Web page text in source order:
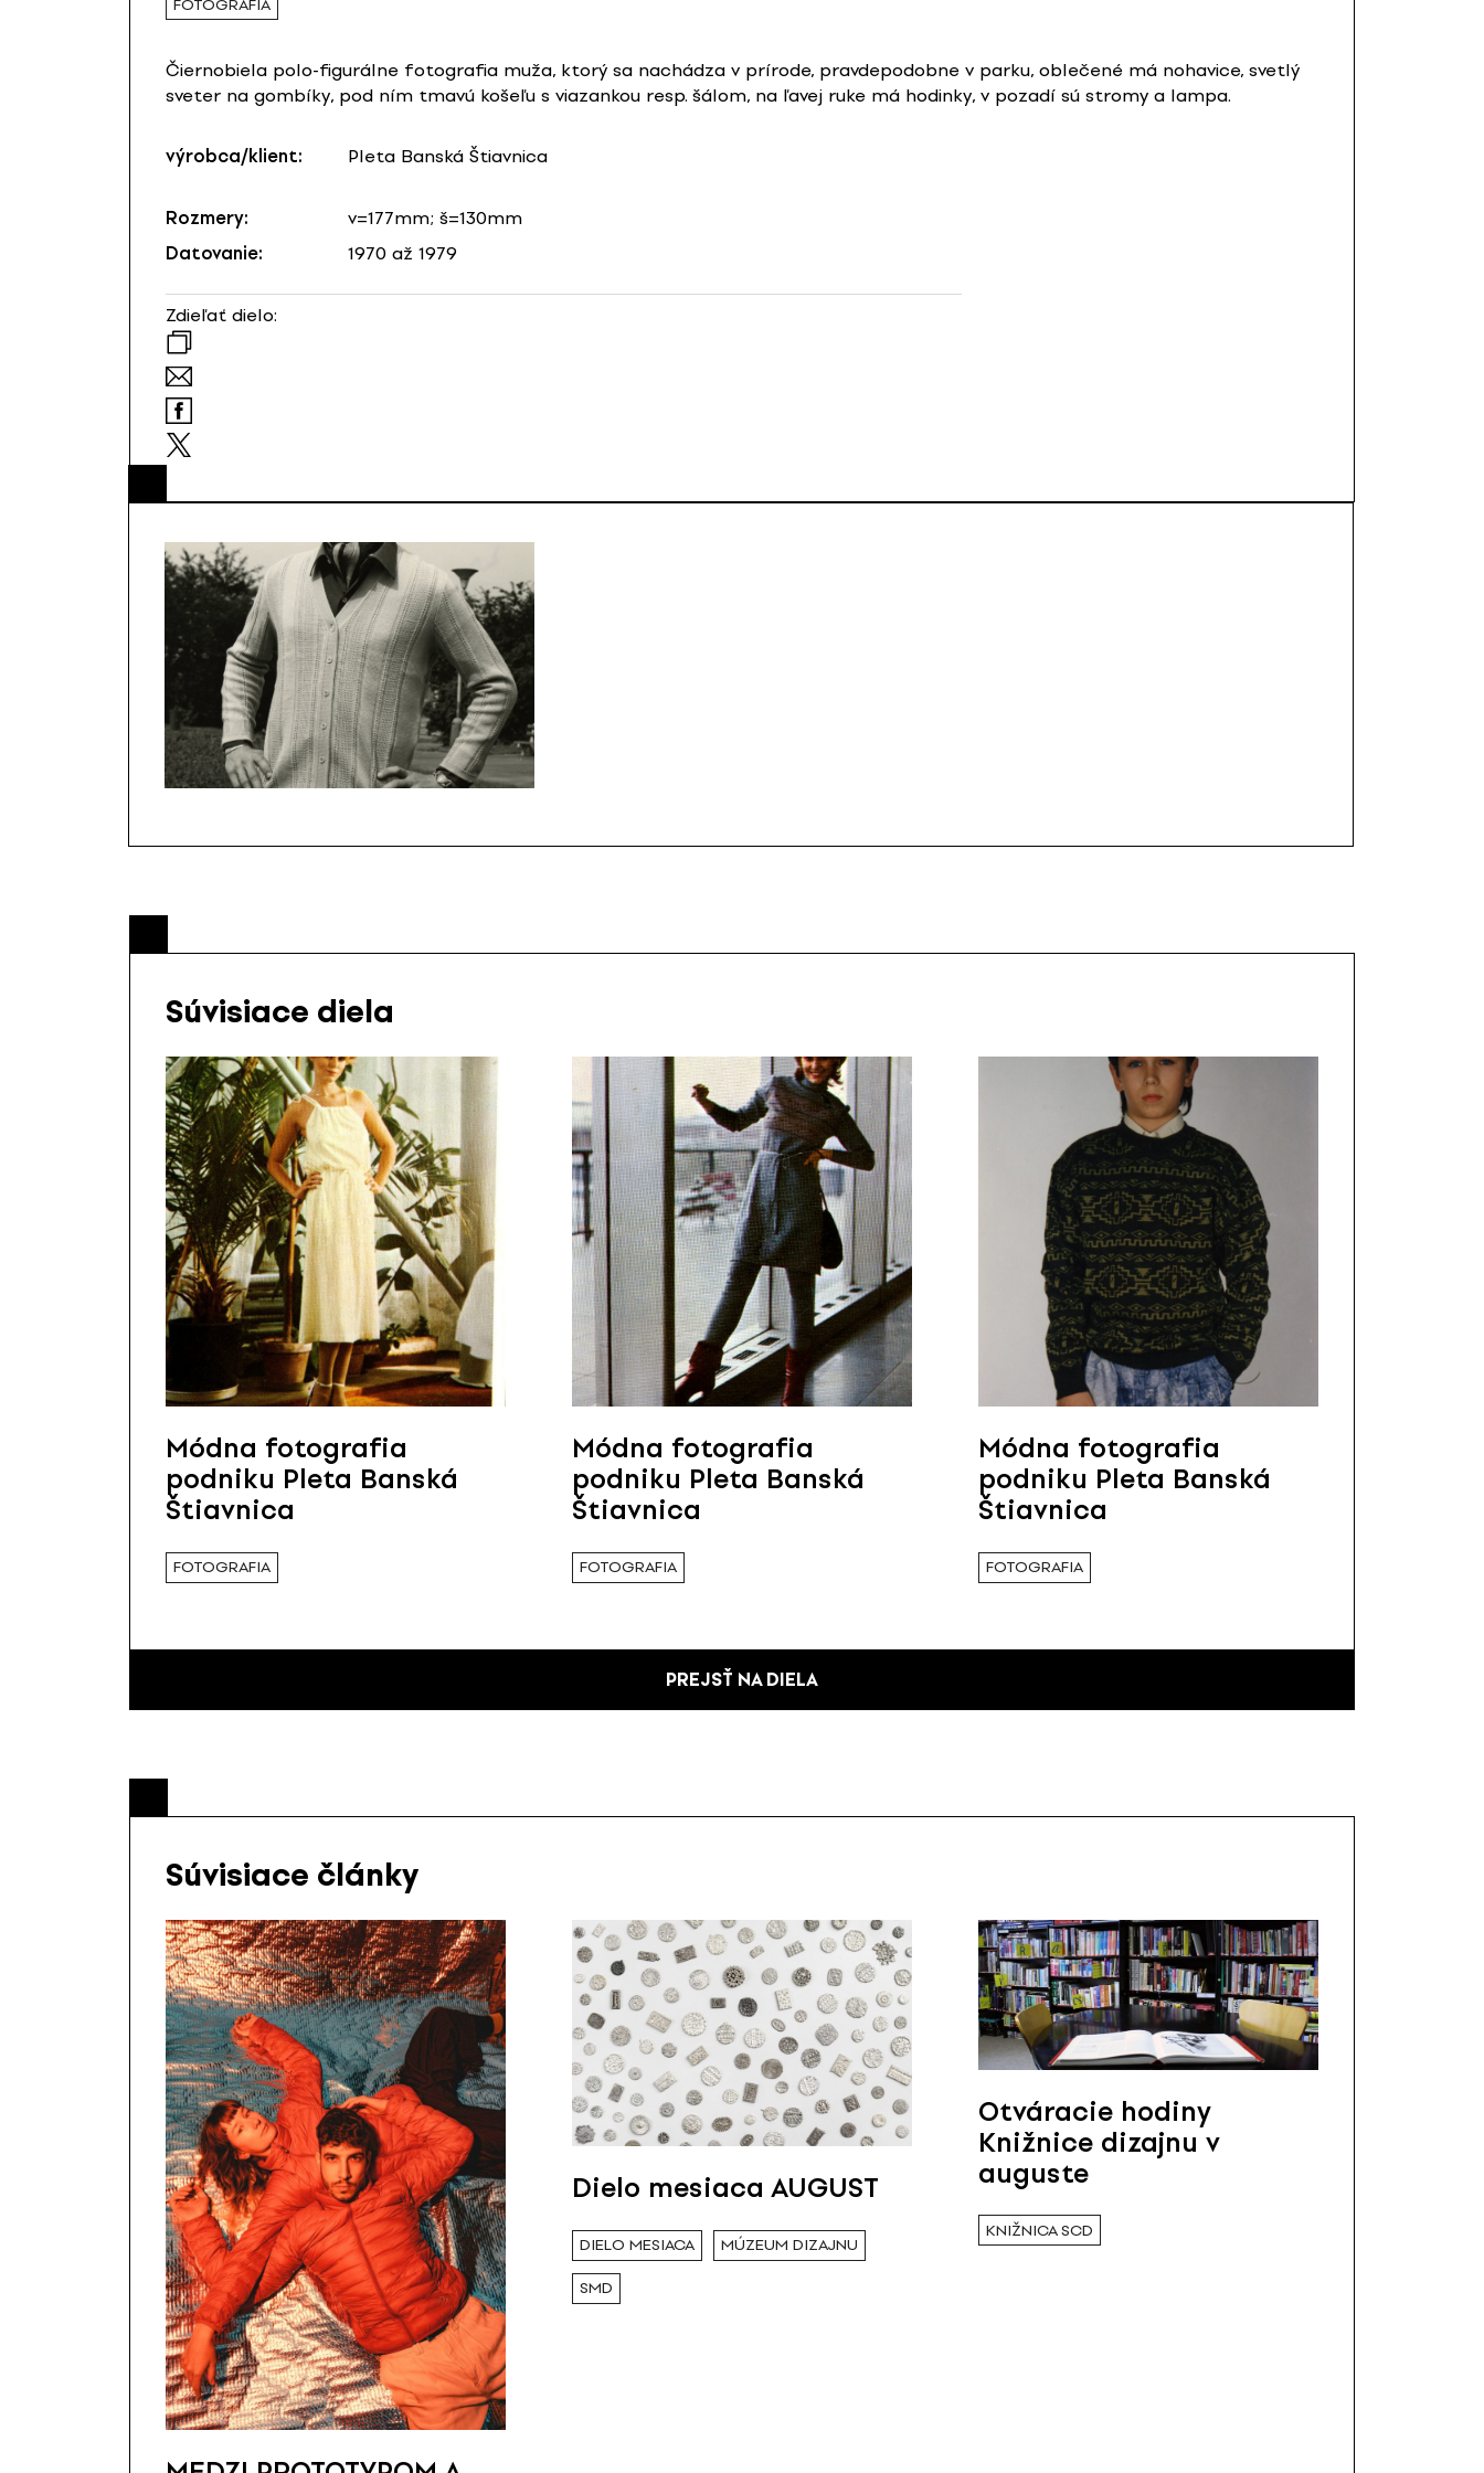
FOTOGRAFIA
Čiernobiela polo-figurálne fotografia muža, ktorý sa nachádza v prírode, pravdepodobne v parku, oblečené má nohavice, svetlý
sveter na gombíky, pod ním tmavú košeľu s viazankou resp. šálom, na ľavej ruke má hodinky, v pozadí sú stromy a lampa.
výrobca/klient: Pleta Banská Štiavnica
Rozmery:
v=177mm; š=130mm
Datovanie:
1970 až 1979
Zdieľať dielo:
Súvisiace diela
Módna fotografia
podniku Pleta Banská
Štiavnica
FOTOGRAFIA
Módna fotografia
podniku Pleta Banská
Štiavnica
FOTOGRAFIA
Módna fotografia
podniku Pleta Banská
Štiavnica
FOTOGRAFIA
PREJSŤ NA DIELA
Súvisiace články
Dielo mesiaca AUGUST
DIELO MESIACA MÚZEUM DIZAJNU
SMD
Otváracie hodiny
Knižnice dizajnu v
auguste
KNIŽNICA SCD